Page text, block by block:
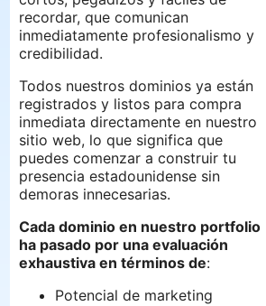
recordar, que comunican
inmediatamente profesionalismo y
credibilidad.
Todos nuestros dominios ya están
registrados y listos para compra
inmediata directamente en nuestro
sitio web, lo que significa que
puedes comenzar a construir tu
presencia estadounidense sin
demoras innecesarias.
Cada dominio en nuestro portfolio
ha pasado por una evaluación
exhaustiva en términos de:
Potencial de marketing